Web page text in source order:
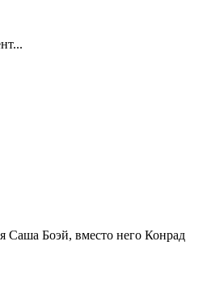
Саша Боэй, вместо него Конрад